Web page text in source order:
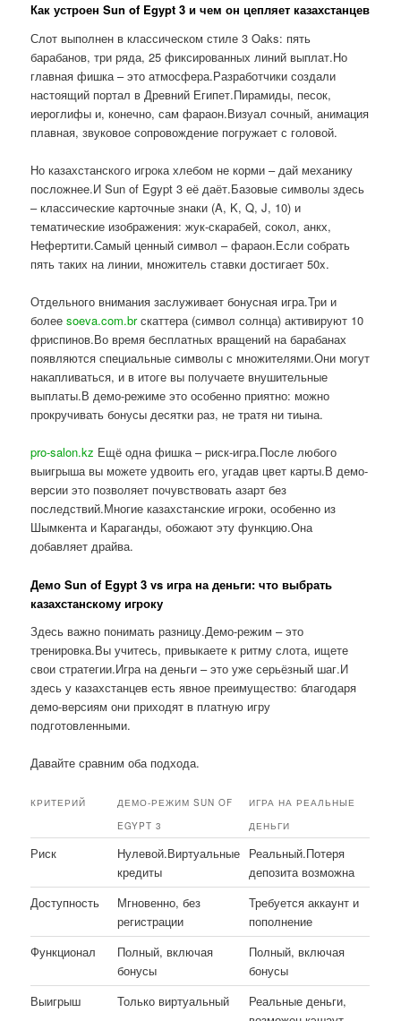
Как устроен Sun of Egypt 3 и чем он цепляет казахстанцев
Слот выполнен в классическом стиле 3 Oaks: пять
барабанов, три ряда, 25 фиксированных линий выплат.Но
главная фишка – это атмосфера.Разработчики создали
настоящий портал в Древний Египет.Пирамиды, песок,
иероглифы и, конечно, сам фараон.Визуал сочный, анимация
плавная, звуковое сопровождение погружает с головой.
Но казахстанского игрока хлебом не корми – дай механику
посложнее.И Sun of Egypt 3 её даёт.Базовые символы здесь
– классические карточные знаки (A, K, Q, J, 10) и
тематические изображения: жук-скарабей, сокол, анкх,
Нефертити.Самый ценный символ – фараон.Если собрать
пять таких на линии, множитель ставки достигает 50x.
Отдельного внимания заслуживает бонусная игра.Три и
болееsoeva.com.brскаттера (символ солнца) активируют 10
фриспинов.Во время бесплатных вращений на барабанах
появляются специальные символы с множителями.Они могут
накапливаться, и в итоге вы получаете внушительные
выплаты.В демо-режиме это особенно приятно: можно
прокручивать бонусы десятки раз, не тратя ни тиына.
pro-salon.kz Ещё одна фишка – риск-игра.После любого
выигрыша вы можете удвоить его, угадав цвет карты.В демо-
версии это позволяет почувствовать азарт без
последствий.Многие казахстанские игроки, особенно из
Шымкента и Караганды, обожают эту функцию.Она
добавляет драйва.
Демо Sun of Egypt 3 vs игра на деньги: что выбрать
казахстанскому игроку
Здесь важно понимать разницу.Демо-режим – это
тренировка.Вы учитесь, привыкаете к ритму слота, ищете
свои стратегии.Игра на деньги – это уже серьёзный шаг.И
здесь у казахстанцев есть явное преимущество: благодаря
демо-версиям они приходят в платную игру
подготовленными.
Давайте сравним оба подхода.
КРИТЕРИЙ
ДЕМО-РЕЖИМ SUN OF
EGYPT 3
ИГРА НА РЕАЛЬНЫЕ
ДЕНЬГИ
Риск
Нулевой.Виртуальные
кредиты
Реальный.Потеря
депозита возможна
Доступность
Мгновенно, без
регистрации
Требуется аккаунт и
пополнение
Функционал
Полный, включая
бонусы
Полный, включая
бонусы
Выигрыш
Только виртуальный
Реальные деньги,